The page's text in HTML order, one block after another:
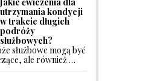
utrzymania kondycji
w trakcie długich
podróży
służbowych?
służbowe mogą być
ale również …